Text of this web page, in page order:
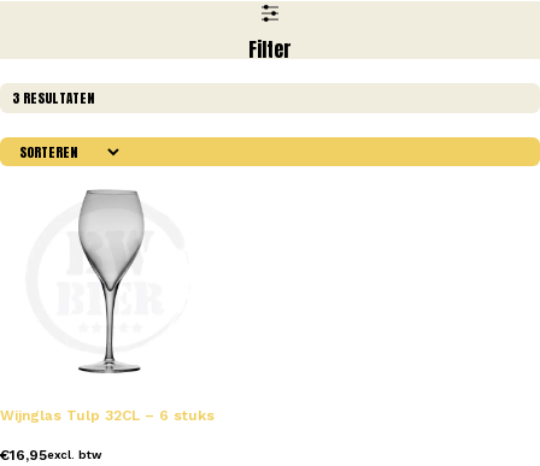
Filter
3 RESULTATEN
Wijnglas Tulp 32CL – 6 stuks
€16,95excl. btw